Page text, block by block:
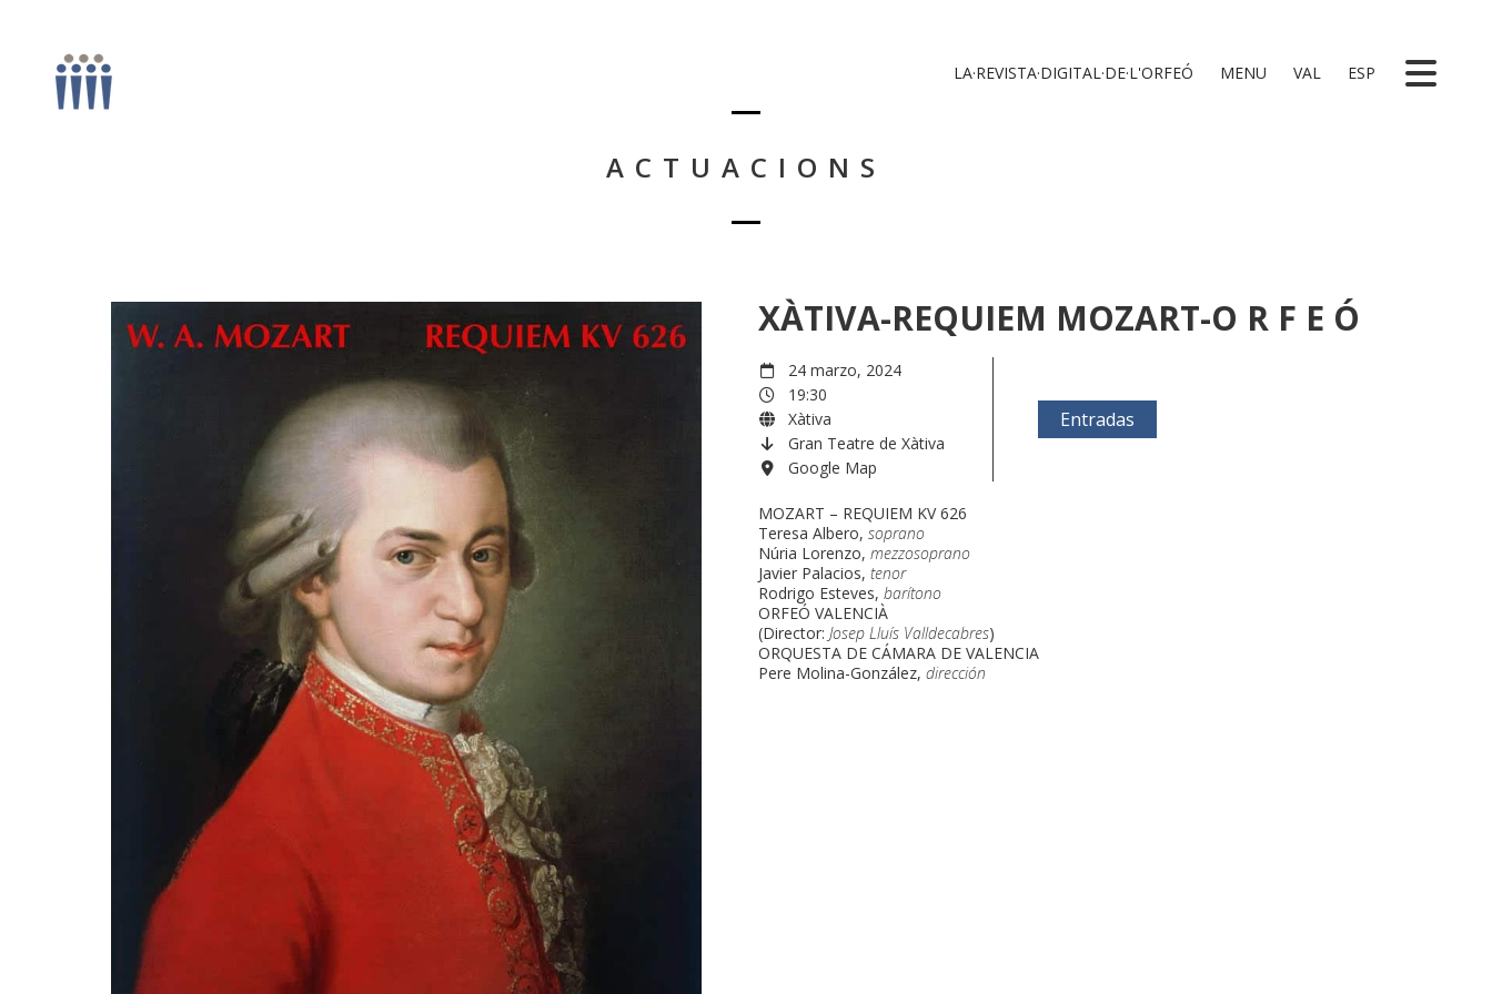
LA·REVISTA·DIGITAL·DE·L'ORFEÓ MENU VAL ESP
ACTUACIONS
XÀTIVA-REQUIEM MOZART-O R F E Ó
24 marzo, 2024
19:30
Xàtiva
Gran Teatre de Xàtiva
Google Map
Entradas
MOZART – REQUIEM KV 626
Teresa Albero,soprano
Núria Lorenzo,mezzosoprano
Javier Palacios,tenor
Rodrigo Esteves,barítono
ORFEÓ VALENCIÀ
(Director:Josep Lluís Valldecabres)
ORQUESTA DE CÁMARA DE VALENCIA
Pere Molina-González,dirección